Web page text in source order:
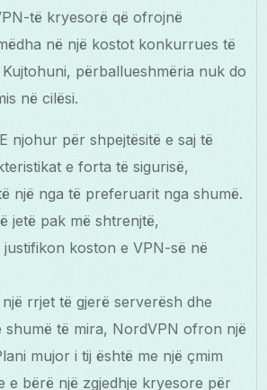
të kryesorë që ofrojnë
në një kostot konkurrues të
përballueshmëria nuk do
në cilësi.
njohur për shpejtësitë e saj të
e forta të sigurisë,
një nga të preferuarit nga shumë.
jetë pak më shtrenjtë,
koston e VPN-së në
rrjet të gjerë serverësh dhe
shumë të mira, NordVPN ofron një
mujor i tij është me një çmim
e bërë një zgjedhje kryesore për